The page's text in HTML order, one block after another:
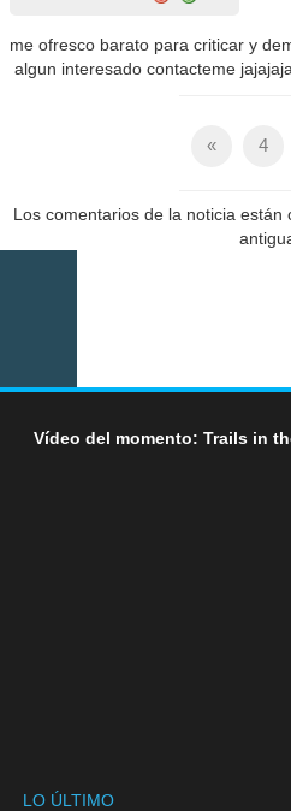
me ofresco barato para criticar y
algun interesado contacteme jajajaja
« 4
Los comentarios de la noticia
Vídeo del momento: Trails in
LO ÚLTIMO